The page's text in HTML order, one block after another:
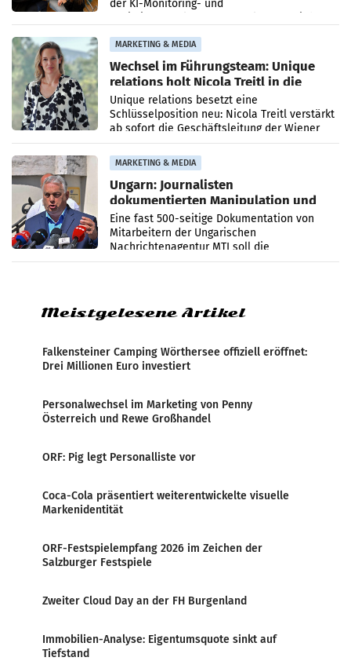
der KI-Monitoring- und
MARKETING & MEDIA
Wechsel im Führungsteam: Unique
relations holt Nicola Treitl in die
Geschäftsleitung
Unique relations besetzt eine
Schlüsselposition neu: Nicola Treitl verstärkt
ab sofort die Geschäftsleitung der Wiener
PR-Agentur an der Seite von Josef Kalina und
Anna Kalina-Mahr.
MARKETING & MEDIA
Ungarn: Journalisten
dokumentierten Manipulation und
Zensur
Eine fast 500-seitige Dokumentation von
Mitarbeitern der Ungarischen
Nachrichtenagentur MTI soll die
systematische Nachrichten-Manipulation und
Meistgelesene Artikel
Falkensteiner Camping Wörthersee offiziell eröffnet:
Drei Millionen Euro investiert
Personalwechsel im Marketing von Penny
Österreich und Rewe Großhandel
ORF: Pig legt Personalliste vor
Coca-Cola präsentiert weiterentwickelte visuelle
Markenidentität
ORF-Festspielempfang 2026 im Zeichen der
Salzburger Festspiele
Zweiter Cloud Day an der FH Burgenland
Immobilien-Analyse: Eigentumsquote sinkt auf
Tiefstand